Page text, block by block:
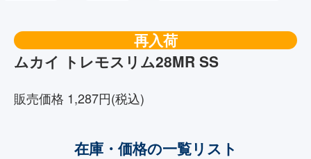
再入荷
ムカイ トレモスリム28MR SS
販売価格 1,287円(税込)
在庫・価格の一覧リスト